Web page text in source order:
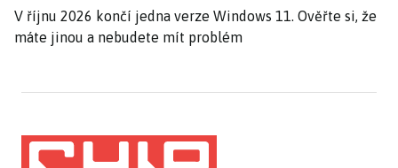
V říjnu 2026 končí jedna verze Windows 11. Ověřte si, že
máte jinou a nebudete mít problém